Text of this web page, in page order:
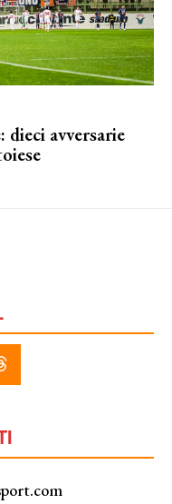
avversarie